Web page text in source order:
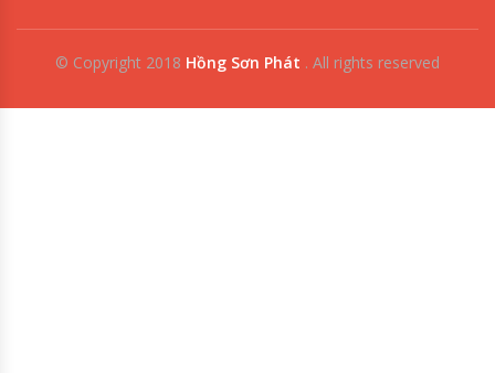
© Copyright 2018 Hồng Sơn Phát . All rights reserved